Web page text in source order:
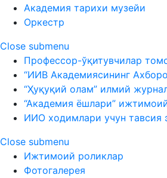
Академия тарихи музейи
Оркестр
Close submenu
Профессор-ўқитувчилар
“ИИВ Академиясининг
“Ҳуқуқий олам” илмий
“Академия ёшлари”
ИИО ходимлари учун тавсия
Close submenu
Ижтимоий роликлар
Фотогалерея